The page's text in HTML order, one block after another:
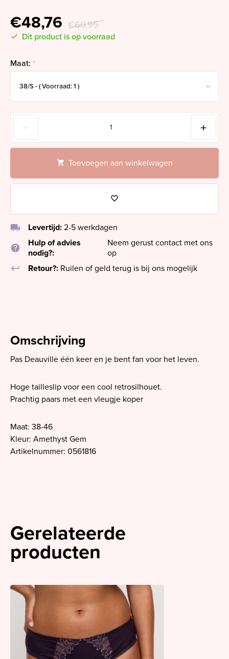
€48,76 €60,95
Dit product is op voorraad
Maat: *
Toevoegen aan winkelwagen
local_shipping Levertijd: 2-5 werkdagen
help
Hulp of advies
nodig?:
Neem gerust contact met ons
op
keyboard_return
Retour?: Ruilen of geld terug is bij ons mogelijk
Omschrijving
Pas Deauville één keer en je bent fan voor het leven.
Hoge tailleslip voor een cool retrosilhouet.
Prachtig paars met een vleugje koper
Maat: 38-46
Kleur: Amethyst Gem
Artikelnummer: 0561816
Gerelateerde
producten